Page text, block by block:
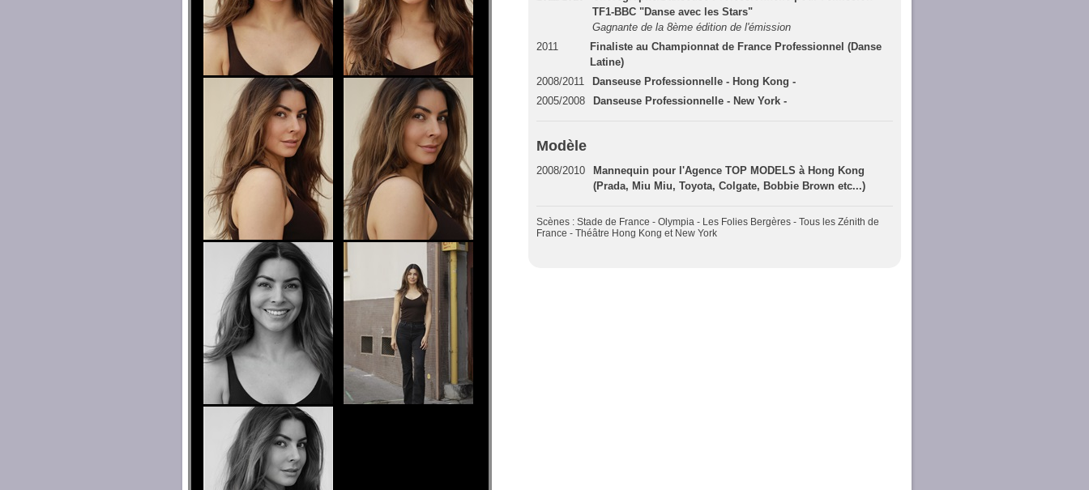
TF1-BBC "Danse avec les Stars"
Gagnante de la 8ème édition de l'émission
2011
Finaliste au Championnat de France Professionnel (Danse
Latine)
2008/2011
Danseuse Professionnelle - Hong Kong -
2005/2008
Danseuse Professionnelle - New York -
Modèle
2008/2010
Mannequin pour l'Agence TOP MODELS à Hong Kong
(Prada, Miu Miu, Toyota, Colgate, Bobbie Brown etc...)
Scènes : Stade de France - Olympia - Les Folies Bergères - Tous les Zénith de
France - Théâtre Hong Kong et New York